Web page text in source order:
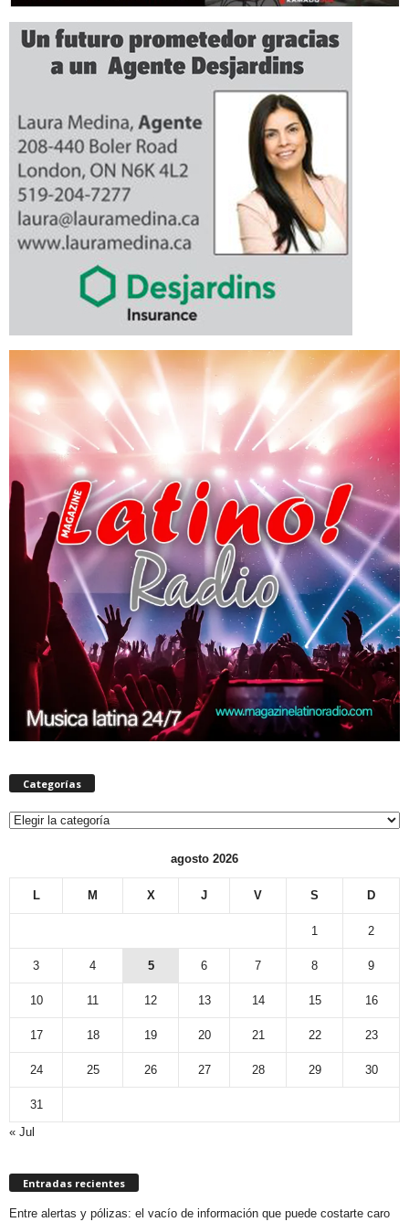
Categorías
Categorías
agosto 2026
L M X J V S D
1 2
3 4 5 6 7 8 9
10 11 12 13 14 15 16
17 18 19 20 21 22 23
24 25 26 27 28 29 30
31
« Jul
Entradas recientes
Entre alertas y pólizas: el vacío de información que puede costarte caro